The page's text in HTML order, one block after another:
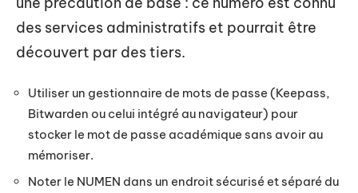
des services administratifs et pourrait être
découvert par des tiers.
Utiliser un gestionnaire de mots de passe (Keepass,
Bitwarden ou celui intégré au navigateur) pour
stocker le mot de passe académique sans avoir au
mémoriser.
Noter le NUMEN dans un endroit sécurisé et séparé du